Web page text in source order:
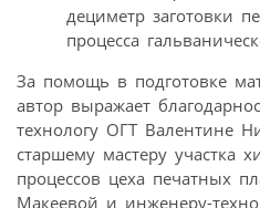
дециметр заготовки
процесса
За помощь в подготовке
автор выражает
технологу ОГТ Валентине
старшему мастеру участка
процессов цеха печатных
Макеевой и инженеру-